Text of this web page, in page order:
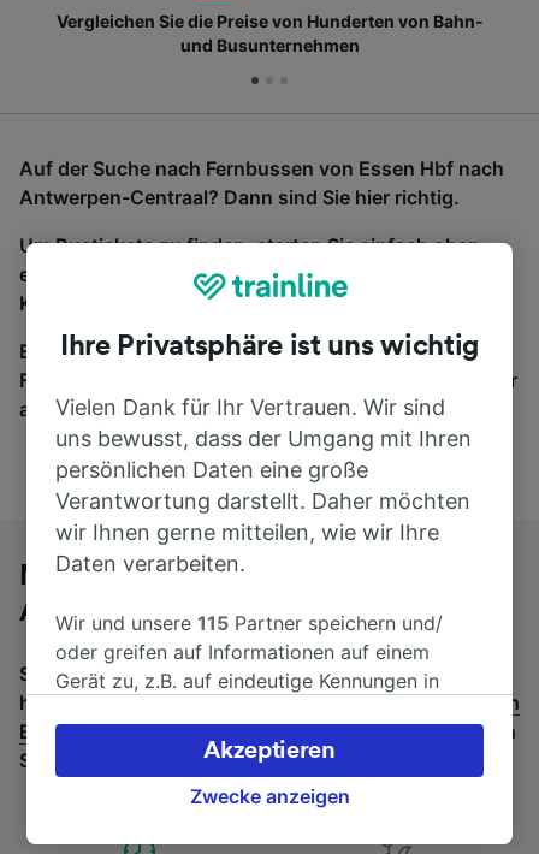
Vergleichen Sie die Preise von Hunderten von Bahn-
und Busunternehmen
Auf der Suche nach Fernbussen von Essen Hbf nach
Antwerpen-Centraal? Dann sind Sie hier richtig.
Um Bustickets zu finden, starten Sie einfach oben
eine Suche und wir vergleichen Fahrtzeiten und
Kosten für Bahn- und Busreisen miteinander.
Egal, wohin die Reise geht – starten Sie mit uns.
Finden Sie hier Fahrkarten für Verbindungen von mehr
als 170 Bahn- und Busunternehmen.
Mit dem Fernbus von Essen Hbf nach
Antwerpen-Centraal
Suchen Sie nach einem Rückfahrtticket? Dann bitte
hier entlang:Fernbusse von Antwerpen-Centraal nach
Essen Hbf.Wenn Sie lieber mit dem Zug fahren, prüfen
Sie die
Züge von Essen Hbf bis Antwerpen-Centraal
Ihre Privatsphäre ist uns wichtig
Vielen Dank für Ihr Vertrauen. Wir sind
uns bewusst, dass der Umgang mit Ihren
persönlichen Daten eine große
Verantwortung darstellt. Daher möchten
wir Ihnen gerne mitteilen, wie wir Ihre
Daten verarbeiten.
Wir und unsere115 Partner speichern und/
oder greifen auf Informationen auf einem
Gerät zu, z.B. auf eindeutige Kennungen in
verarbeiten. Sie können Ihre Präferenzen
akzeptieren oder verwalten, einschließlich
Ihres Widerspruchsrechts bei berechtigtem
Zwecke anzeigen
Akzeptieren